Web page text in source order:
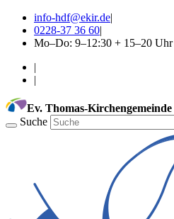
info-hdf@ekir.de|
0228-37 36 60|
Mo–Do: 9–12:30 + 15–20 Uhr
|
|
Ev. Thomas-Kirchengemeinde
Suche